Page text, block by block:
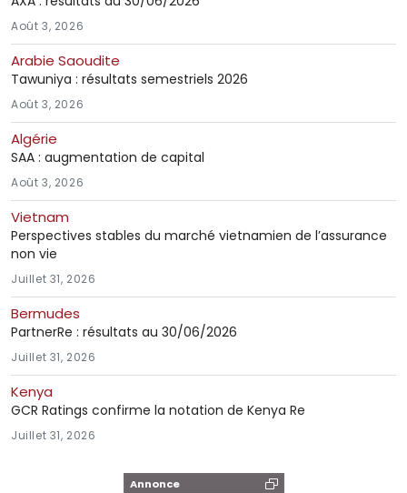
Annonce
Août 3, 2026
Arabie Saoudite
Tawuniya : résultats semestriels 2026
Août 3, 2026
Algérie
SAA : augmentation de capital
Août 3, 2026
Vietnam
Perspectives stables du marché vietnamien de l’assurance
non vie
Juillet 31, 2026
Bermudes
PartnerRe : résultats au 30/06/2026
Juillet 31, 2026
Kenya
GCR Ratings confirme la notation de Kenya Re
Juillet 31, 2026